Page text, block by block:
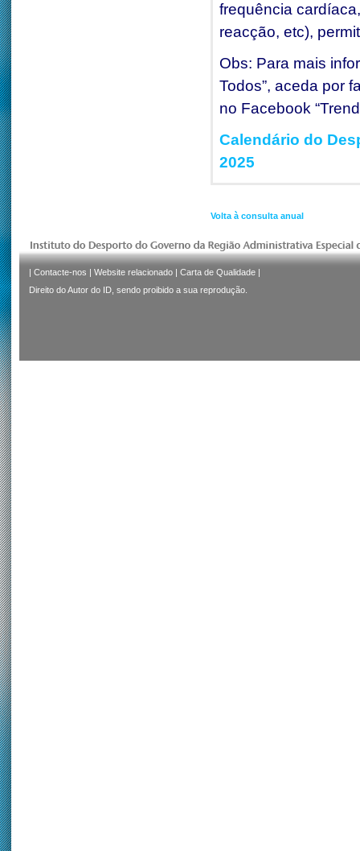
frequência
reacção, etc),
Obs: Para mais
Todos”, aceda por
no Facebook
Calendário do
2025
Volta à consulta anual
| Contacte-nos | Website relacionado | Carta de Qualidade |
Direito do Autor do ID, sendo proibido a sua reprodução.